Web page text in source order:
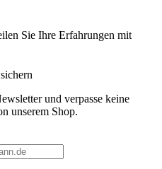
Sie Ihre Erfahrungen mit
und verpasse keine
unserem Shop.